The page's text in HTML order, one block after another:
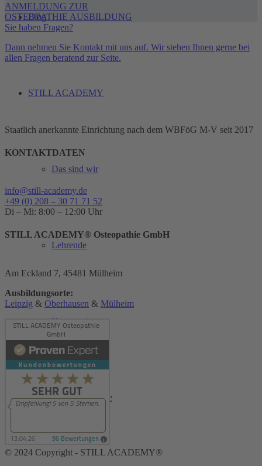
Blog
STILL ACADEMY
Das sind wir
Lehrende
Kooperationen
Therapeutenliste
ANMELDUNG ZUR
OSTEOPATHIE AUSBILDUNG
Sie haben Fragen?
Dann nehmen Sie Kontakt mit uns auf. Wir stehen Ihnen gerne bei
allen Fragen beratend zur Seite.
Staatlich anerkannte Einrichtung nach dem WBFöG M-V seit 2017
KONTAKTDATEN
info@still-academy.de
+49 (0) 208 – 30 71 71 52
Di – Mi: 8:00 – 12:00 Uhr
STILL ACADEMY® Osteopathie GmbH
Am Eckland 7, 45481 Mülheim
Ausbildungsorte:
Leipzig & Oberhausen & Mülheim
© 2024 Copyright - STILL ACADEMY®